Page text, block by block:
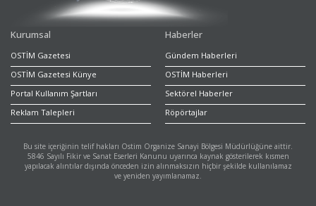
Kurumsal
OSTİM Gazetesi
OSTİM Gazetesi Künye
Portal Kullanım Şartları
Reklam Talepleri
Haberler
Gündem Haberleri
OSTİM Haberleri
Sektörel Haberler
Röpörtajlar
Bu site içeriğinin telif hakları Ostim Organize Sanayi Bölgesi Müdürlüğüne aittir.
5846 Sayılı Fikir ve Sanat Eserleri Kanunu uyarınca kaynak gösterilerek kısmen
yapılacak alıntılar dışında önceden izin alınmaksızın hiçbir şekilde kullanılamaz
ve yeniden yayımlanamaz.